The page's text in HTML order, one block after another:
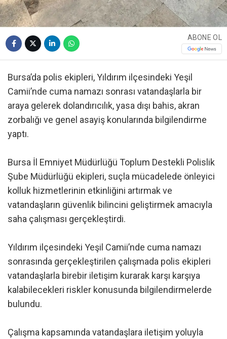
ABONE OL
Bursa’da polis ekipleri, Yıldırım ilçesindeki Yeşil
Camii’nde cuma namazı sonrası vatandaşlarla bir
araya gelerek dolandırıcılık, yasa dışı bahis, akran
zorbalığı ve genel asayiş konularında bilgilendirme
yaptı.
Bursa İl Emniyet Müdürlüğü Toplum Destekli Polislik
Şube Müdürlüğü ekipleri, suçla mücadelede önleyici
kolluk hizmetlerinin etkinliğini artırmak ve
vatandaşların güvenlik bilincini geliştirmek amacıyla
saha çalışması gerçekleştirdi.
Yıldırım ilçesindeki Yeşil Camii’nde cuma namazı
sonrasında gerçekleştirilen çalışmada polis ekipleri
vatandaşlarla birebir iletişim kurarak karşı karşıya
kalabilecekleri riskler konusunda bilgilendirmelerde
bulundu.
Çalışma kapsamında vatandaşlara iletişim yoluyla